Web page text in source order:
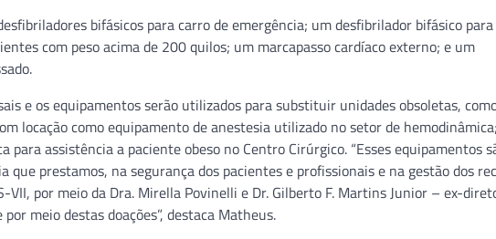
bifásicos para carro de emergência; um desfibrilador bifásico
com peso acima de 200 quilos; um marcapasso cardíaco externo; e um
e os equipamentos serão utilizados para substituir unidades obsoletas,
locação como equipamento de anestesia utilizado no setor de
assistência a paciente obeso no Centro Cirúrgico. “Esses equipamentos
prestamos, na segurança dos pacientes e profissionais e na gestão dos
por meio da Dra. Mirella Povinelli e Dr. Gilberto F. Martins Junior – ex-
meio destas doações”, destaca Matheus.